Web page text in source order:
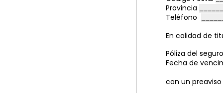
Provincia
Teléfono
En calidad de
Póliza del
Fecha de
con un